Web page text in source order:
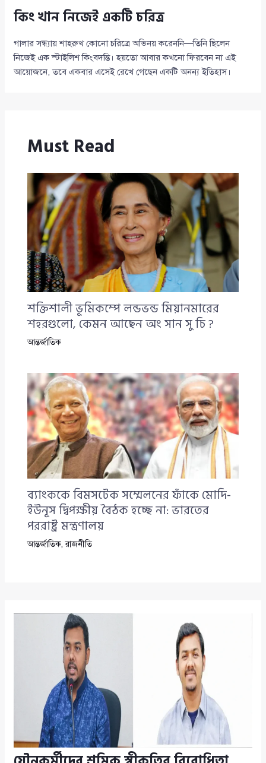
কিং খান নিজেই একটি চরিত্র
গালার সন্ধ্যায় শাহরুখ কোনো চরিত্রে অভিনয় করেননি—তিনি ছিলেন
নিজেই এক স্টাইলিশ কিংবদন্তি। হয়তো আবার কখনো ফিরবেন না এই
আয়োজনে, তবে একবার এসেই রেখে গেছেন একটি অনন্য ইতিহাস।
Must Read
শক্তিশালী ভূমিকম্পে লন্ডভন্ড মিয়ানমারের
শহরগুলো, কেমন আছেন অং সান সু চি ?
আন্তর্জাতিক
ব্যাংককে বিমসটেক সম্মেলনের ফাঁকে মোদি-
ইউনূস দ্বিপক্ষীয় বৈঠক হচ্ছে না: ভারতের
পররাষ্ট্র মন্ত্রণালয়
আন্তর্জাতিক,রাজনীতি